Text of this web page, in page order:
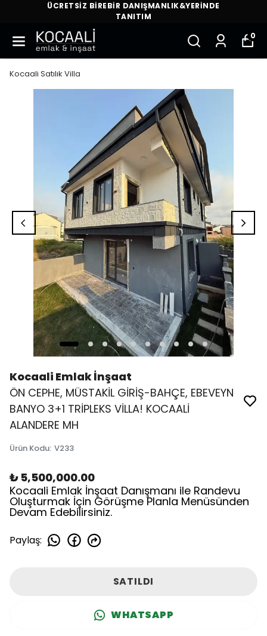
ÜCRETSİZ BİREBİR DANIŞMANLIK&YERİNDE
TANITIM
0
Kocaali Satılık Villa
Kocaali Emlak İnşaat
ÖN CEPHE, MÜSTAKİL GİRİŞ-BAHÇE, EBEVEYN
BANYO 3+1 TRİPLEKS VİLLA! KOCAALİ
ALANDERE MH
Ürün Kodu: V233
₺ 5,500,000.00
Kocaali Emlak İnşaat Danışmanı ile Randevu
Oluşturmak İçin Görüşme Planla Menüsünden
Devam Edebilirsiniz.
Paylaş:
SATILDI
WHATSAPP